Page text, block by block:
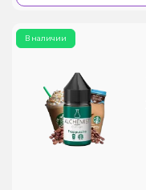
В наличии